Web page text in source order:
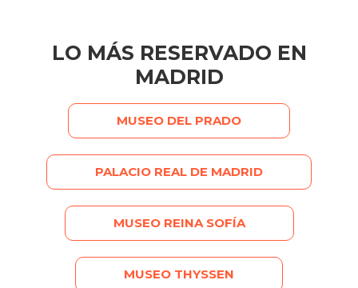
LO MÁS RESERVADO EN
MADRID
MUSEO DEL PRADO
PALACIO REAL DE MADRID
MUSEO REINA SOFÍA
MUSEO THYSSEN